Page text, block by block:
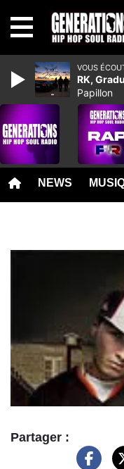
NEWS
Partager :
VOUS
RK,
Papillon